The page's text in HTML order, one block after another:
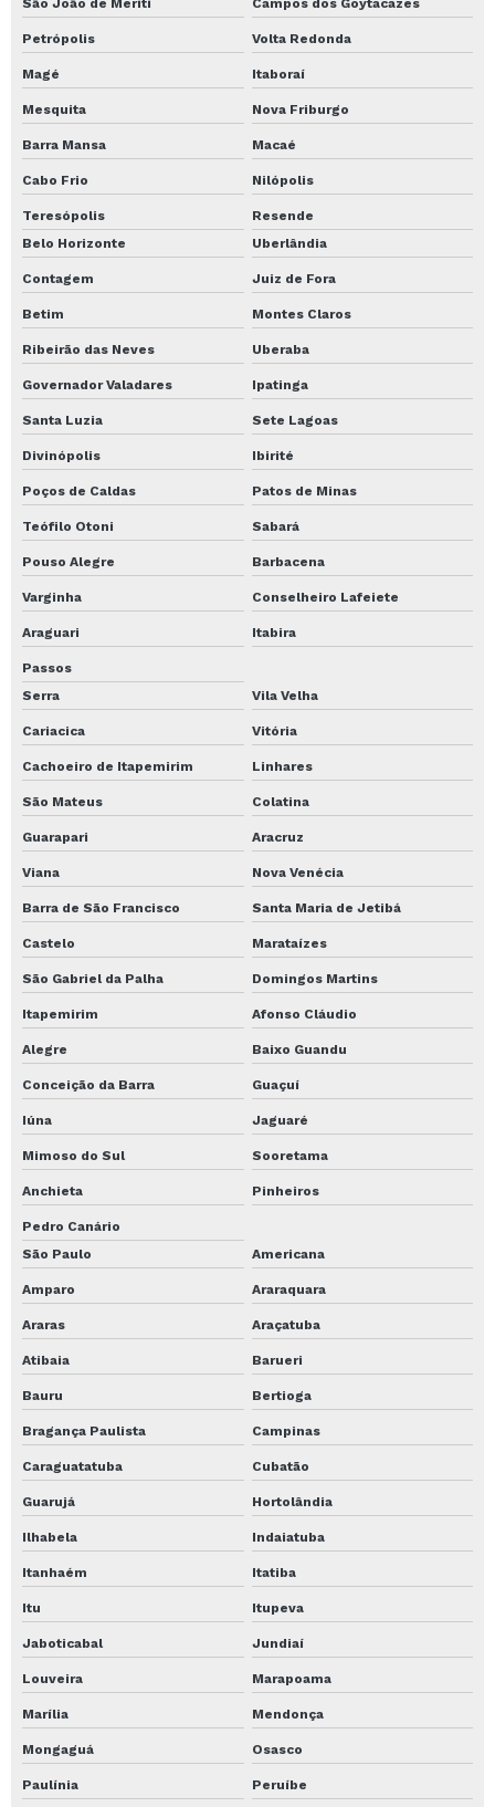
Orçamento Transporte de pesados
Perfuração de solo valor
Perfuração de solo aluguel
Serviço de perfuração de solo para fundação
Perfuração de estaca escavada
Perfuração de estaca fundação
Perfuração de Estaca Hélice
Perfuração de estaca hélice contínua
Perfuração de estaca hélice preço
Perfuração de estaca hélice valor
Perfuração de Estacas mg
Perfuração de estacas preço
Perfuração de estacas trado
Perfuração de Estacas uberlândia mg
Perfuração de Estacas Valor
Perfuração de fundação
Perfuração de lençol freático
Perfuração e solo para fundação
Perfuração em solo estaca
Perfuração escavada
Perfuração estaca raiz
Perfuração estacas
Perfuração estacas construção
Perfuração hélice
Perfuração hélice contínua
Perfuração solo preço
Perfuratriz estaca hélice contínua
Preço perfuração de solo
Preço por metro de estaca hélice contínua
Preço sondagem spt
Projeto de fundação de casa
Projeto de fundação estacas
Projeto de fundação para sobrado
Projeto de fundação preço
Projeto de fundação residencial
Projetos de fundação terraplenagem
Quanto custa um projeto de fundação
Serviço de perfuração com estaca Hélice
Serviço de perfuração de estacas
Serviço de perfuração de solo
Serviço de perfuração em concreto
Serviço de perfuratriz
Serviço de sondagem spt
São João de Meriti Campos dos Goytacazes
Petrópolis Volta Redonda
Magé Itaboraí
Mesquita Nova Friburgo
Barra Mansa Macaé
Cabo Frio Nilópolis
Teresópolis
Resende
Belo Horizonte
Uberlândia
Contagem Juiz de Fora
Betim Montes Claros
Ribeirão das Neves Uberaba
Governador Valadares Ipatinga
Santa Luzia Sete Lagoas
Divinópolis Ibirité
Poços de Caldas Patos de Minas
Teófilo Otoni Sabará
Pouso Alegre Barbacena
Varginha Conselheiro Lafeiete
Araguari Itabira
Passos
Serra
Vila Velha
Cariacica Vitória
Cachoeiro de Itapemirim Linhares
São Mateus Colatina
Guarapari Aracruz
Viana Nova Venécia
Barra de São Francisco Santa Maria de Jetibá
Castelo Marataízes
São Gabriel da Palha Domingos Martins
Itapemirim Afonso Cláudio
Alegre Baixo Guandu
Conceição da Barra Guaçuí
Iúna Jaguaré
Mimoso do Sul Sooretama
Anchieta Pinheiros
Pedro Canário
São Paulo
Americana
Amparo Araraquara
Araras Araçatuba
Atibaia Barueri
Bauru Bertioga
Bragança Paulista Campinas
Caraguatatuba Cubatão
Guarujá Hortolândia
Ilhabela Indaiatuba
Itanhaém Itatiba
Itu Itupeva
Jaboticabal Jundiaí
Louveira Marapoama
Marília Mendonça
Mongaguá Osasco
Paulínia Peruíbe